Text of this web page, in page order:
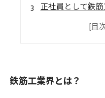
正社員として鉄
安定性と高収入
鉄筋工業界とは？